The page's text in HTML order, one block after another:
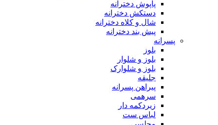
پاپوش دخترانه
دستکش دخترانه
شال و کلاه دخترانه
پیش بند دخترانه
پسرانه
بلوز
بلوز و شلوار
بلوز و شلوارک
جلیقه
پیراهن پسرانه
سرهمی
زیردکمه دار
لباس ست